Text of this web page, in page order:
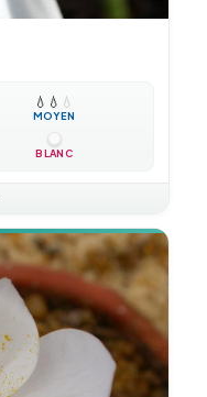
💧 💧 💧
MOYEN
BLANC